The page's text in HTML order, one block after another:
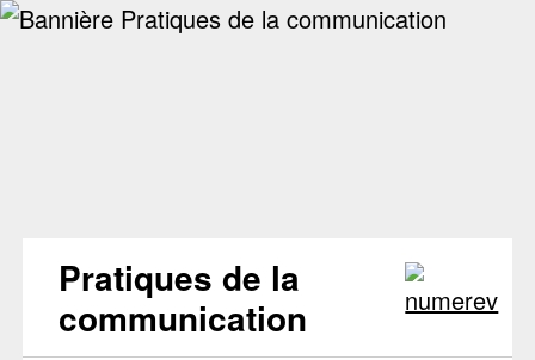
Pratiques de la
communication